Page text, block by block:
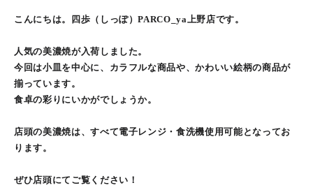
こんにちは。四歩（しっぽ）PARCO_ya上野店です。
人気の美濃焼が入荷しました。
今回は小皿を中心に、カラフルな商品や、かわいい絵柄の商品が
揃っています。
食卓の彩りにいかがでしょうか。
店頭の美濃焼は、すべて電子レンジ・食洗機使用可能となってお
ります。
ぜひ店頭にてご覧ください！